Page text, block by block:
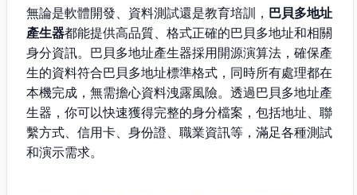
無論是軟體開發、資料測試還是教育培訓， 巴貝多地址
產生器都能提供高品質、格式正確的巴貝多地址和相關
身分資訊。巴貝多地址產生器採用開源演算法，確保產
生的資料符合巴貝多地址標準格式，同時所有處理都在
本機完成，無需擔心資料洩露風險。透過巴貝多地址產
生器，你可以快速獲得完整的身分檔案，包括地址、聯
繫方式、信用卡、身份證、職業資訊等，滿足各種測試
和演示需求。